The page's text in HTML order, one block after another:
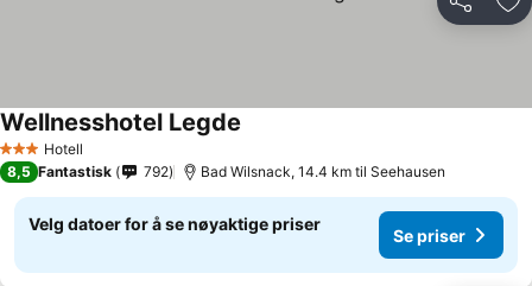
Del
3 StjernerHotell
Wellnesshotel Legde
8,5 Fantastisk 792 Bad Wilsnack, 14.4 km til Seehausen
Velg datoer for å se nøyaktige priser
Se priser